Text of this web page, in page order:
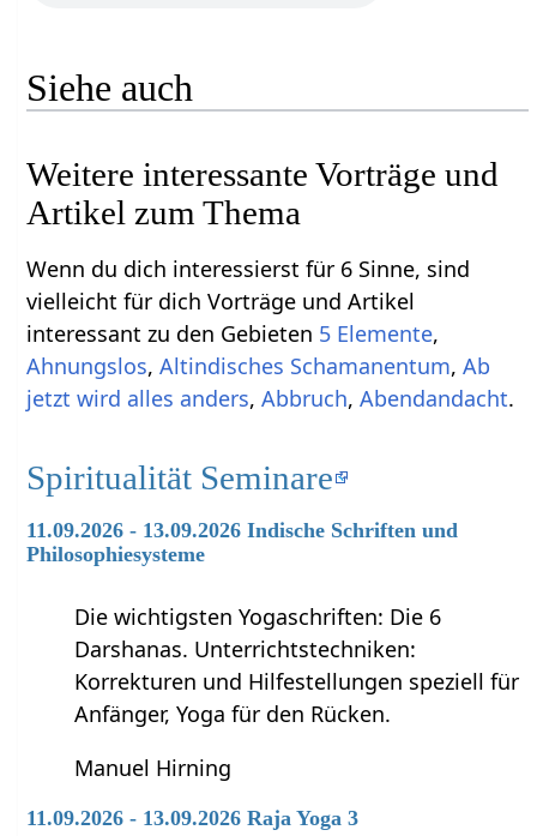
Siehe auch
Weitere interessante Vorträge und
Artikel zum Thema
Wenn du dich interessierst für 6 Sinne, sind
vielleicht für dich Vorträge und Artikel
interessant zu den Gebieten 5 Elemente,
Ahnungslos,Altindisches Schamanentum,Ab
jetzt wird alles anders,Abbruch,Abendandacht.
Spiritualität Seminare
11.09.2026 - 13.09.2026 Indische Schriften und
Philosophiesysteme
Die wichtigsten Yogaschriften: Die 6
Darshanas. Unterrichtstechniken:
Korrekturen und Hilfestellungen speziell für
Anfänger, Yoga für den Rücken.
Manuel Hirning
11.09.2026 - 13.09.2026 Raja Yoga 3